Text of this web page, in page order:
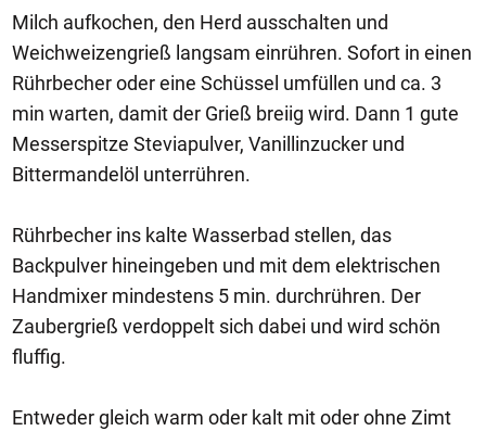
Milch aufkochen, den Herd ausschalten und
Weichweizengrieß langsam einrühren. Sofort in einen
Rührbecher oder eine Schüssel umfüllen und ca. 3
min warten, damit der Grieß breiig wird. Dann 1 gute
Messerspitze Steviapulver, Vanillinzucker und
Bittermandelöl unterrühren.
Rührbecher ins kalte Wasserbad stellen, das
Backpulver hineingeben und mit dem elektrischen
Handmixer mindestens 5 min. durchrühren. Der
Zaubergrieß verdoppelt sich dabei und wird schön
fluffig.
Entweder gleich warm oder kalt mit oder ohne Zimt